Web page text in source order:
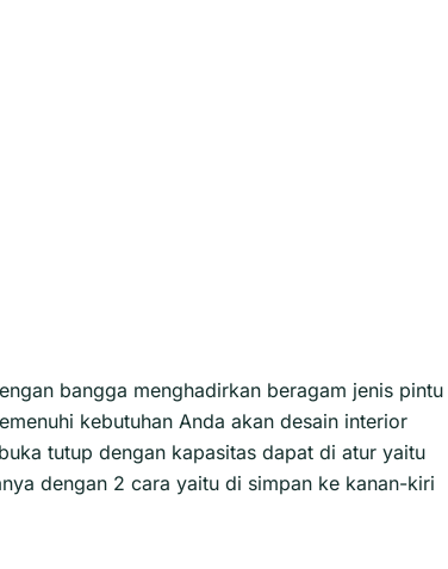
bangga menghadirkan beragam jenis pintu
kebutuhan Anda akan desain interior
tutup dengan kapasitas dapat di atur yaitu
dengan 2 cara yaitu di simpan ke kanan-kiri